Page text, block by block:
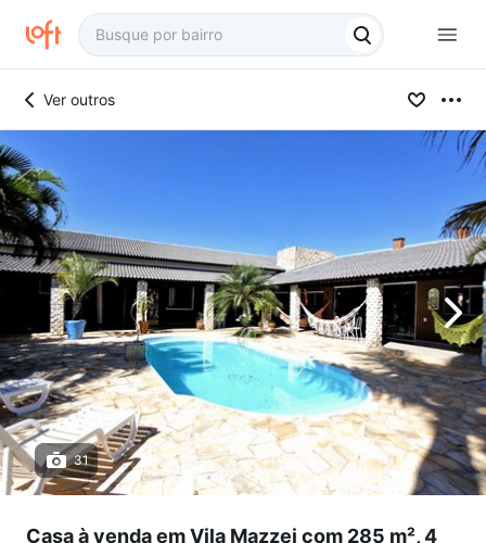
Ver outros
31
Casa à venda em Vila Mazzei com 285 m², 4